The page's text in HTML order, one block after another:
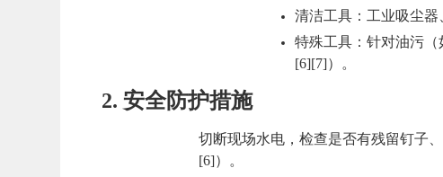
清洁工具：工业吸尘器
特殊工具：针对油污（
[6][7]）。
2.安全防护措施
切断现场水电，检查是否有残留钉子
[6]）。